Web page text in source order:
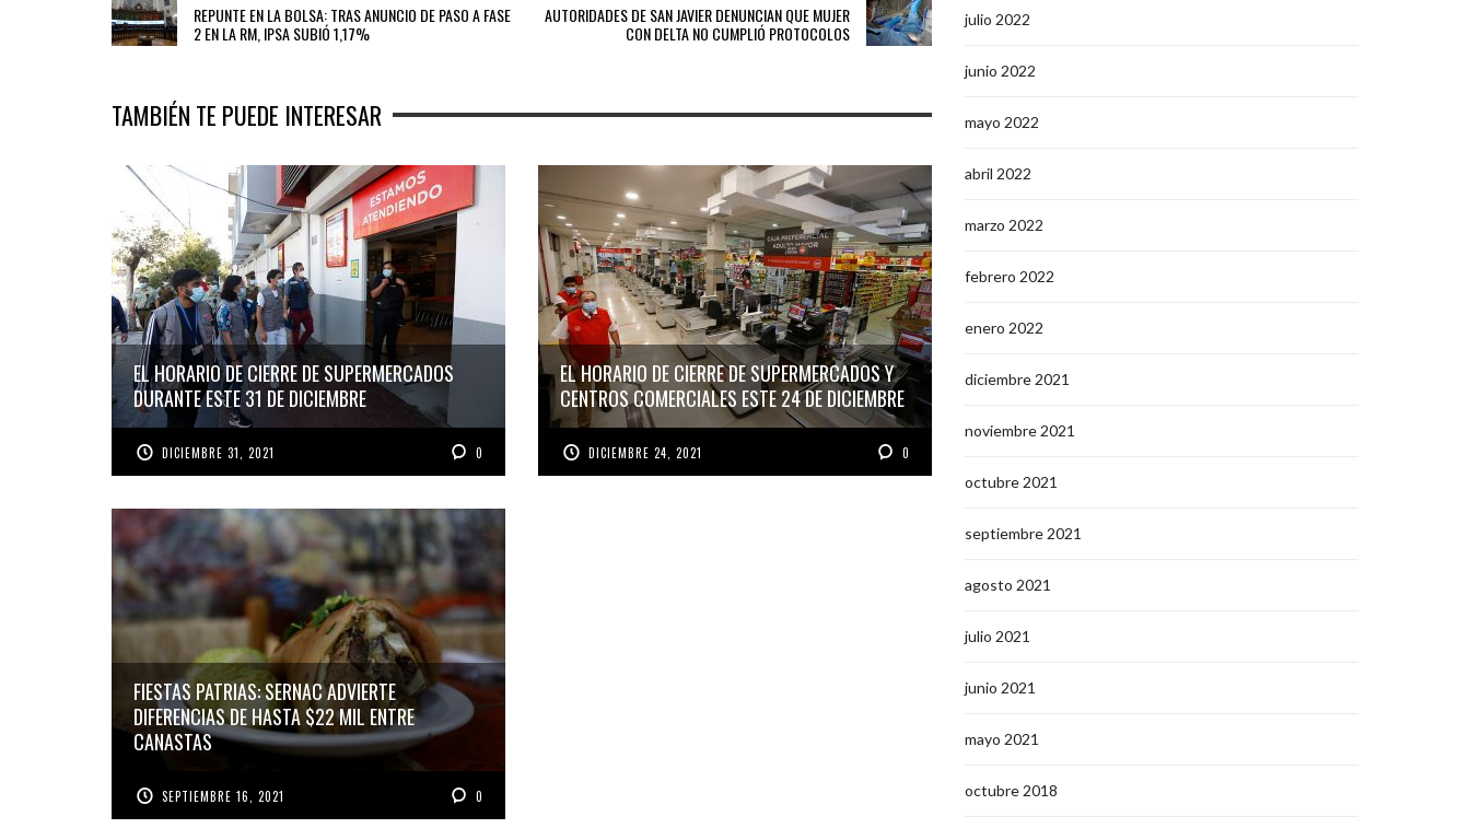
REPUNTE EN LA BOLSA: TRAS ANUNCIO DE PASO A FASE
2 EN LA RM, IPSA SUBIÓ 1,17%
AUTORIDADES DE SAN JAVIER DENUNCIAN QUE MUJER
CON DELTA NO CUMPLIÓ PROTOCOLOS
TAMBIÉN TE PUEDE INTERESAR
EL HORARIO DE CIERRE DE SUPERMERCADOS
DURANTE ESTE 31 DE DICIEMBRE
DICIEMBRE 31, 2021 0
EL HORARIO DE CIERRE DE SUPERMERCADOS Y
CENTROS COMERCIALES ESTE 24 DE DICIEMBRE
DICIEMBRE 24, 2021 0
FIESTAS PATRIAS: SERNAC ADVIERTE
DIFERENCIAS DE HASTA $22 MIL ENTRE
CANASTAS
SEPTIEMBRE 16, 2021 0
julio 2022
junio 2022
mayo 2022
abril 2022
marzo 2022
febrero 2022
enero 2022
diciembre 2021
noviembre 2021
octubre 2021
septiembre 2021
agosto 2021
julio 2021
junio 2021
mayo 2021
octubre 2018